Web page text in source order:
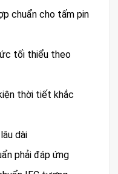
chuẩn cho tấm pin
tối thiểu theo
thời tiết khắc
dài
phải đáp ứng